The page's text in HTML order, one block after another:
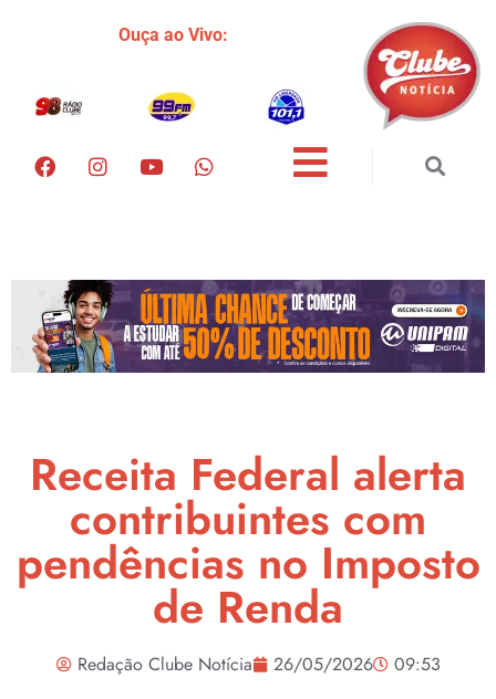
Ouça ao Vivo:
Receita Federal alerta
contribuintes com
pendências no Imposto
de Renda
Redação Clube Notícia 26/05/2026
09:53